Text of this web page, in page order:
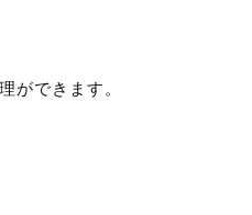
ができます。